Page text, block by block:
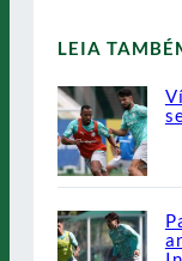
LEIA